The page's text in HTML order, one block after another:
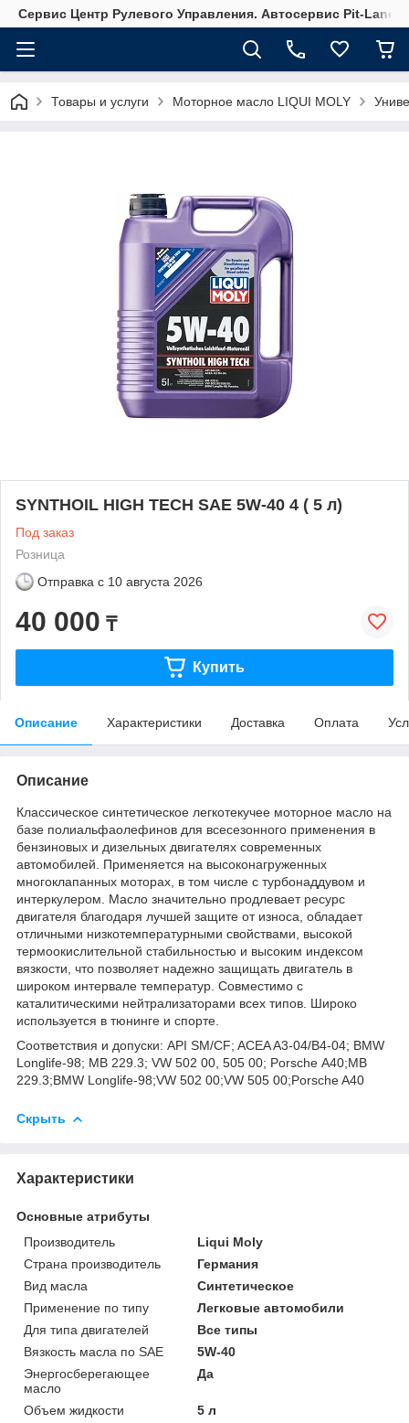
Сервис Центр Рулевого Управления. Автосервис Pit-Lane
Товары и услуги Моторное масло LIQUI MOLY
SYNTHOIL HIGH TECH SAE 5W-40 4 ( 5 л)
Под заказ
Розница
Отправка с 10 августа 2026
40 000 ₸
Купить
Описание Характеристики Доставка Оплата
Описание
Классическое синтетическое легкотекучее моторное масло на
базе полиальфаолефинов для всесезонного применения в
бензиновых и дизельных двигателях современных
автомобилей. Применяется на высоконагруженных
многоклапанных моторах, в том числе с турбонаддувом и
интеркулером. Масло значительно продлевает ресурс
двигателя благодаря лучшей защите от износа, обладает
отличными низкотемпературными свойствами, высокой
термоокислительной стабильностью и высоким индексом
вязкости, что позволяет надежно защищать двигатель в
широком интервале температур. Совместимо с
каталитическими нейтрализаторами всех типов. Широко
используется в тюнинге и спорте.
Соответствия и допуски: API SM/CF; ACEA A3-04/B4-04; BMW
Longlife-98; MB 229.3; VW 502 00, 505 00; Porsche А40;MB
229.3;BMW Longlife-98;VW 502 00;VW 505 00;Porsche A40
Скрыть
Характеристики
Основные атрибуты
Производитель
Liqui Moly
Страна производитель
Германия
Вид масла
Синтетическое
Применение по типу
Легковые автомобили
Для типа двигателей
Все типы
Вязкость масла по SAE
5W-40
Энергосберегающее
масло
Да
Объем жидкости
5 л